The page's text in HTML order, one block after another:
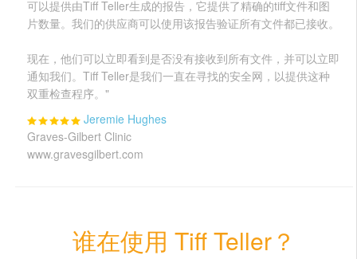
可以提供由Tiff Teller生成的报告，它提供了精确的tiff文件和图
片数量。我们的供应商可以使用该报告验证所有文件都已接收。
现在，他们可以立即看到是否没有接收到所有文件，并可以立即
通知我们。Tiff Teller是我们一直在寻找的安全网，以提供这种
双重检查程序。"
Jeremie Hughes
Graves-Gilbert Clinic
www.gravesgilbert.com
谁在使用 Tiff Teller？